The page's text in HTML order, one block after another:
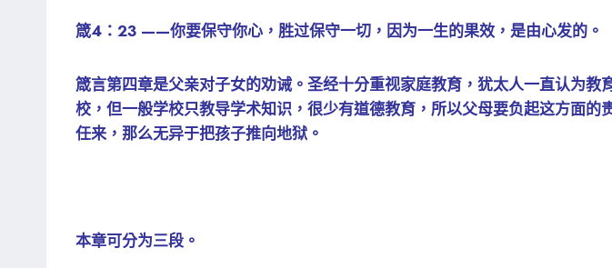
箴4：23 ——你要保守你心，胜过保守一切，因为一生的果效，是由心发的。
箴言第四章是父亲对子女的劝诫。圣经十分重视家庭教育，犹太人一直认为
校，但一般学校只教导学术知识，很少有道德教育，所以父母要负起这方面
任来，那么无异于把孩子推向地狱。
本章可分为三段。